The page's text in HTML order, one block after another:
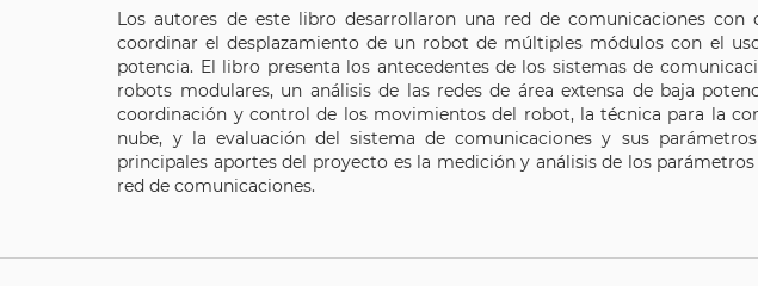
Los autores de este libro desarrollaron una red de comunicaciones con
coordinar el desplazamiento de un robot de múltiples módulos con el
potencia. El libro presenta los antecedentes de los sistemas de
robots modulares, un análisis de las redes de área extensa de baja
coordinación y control de los movimientos del robot, la técnica para la
nube, y la evaluación del sistema de comunicaciones y sus
principales aportes del proyecto es la medición y análisis de los
red de comunicaciones.